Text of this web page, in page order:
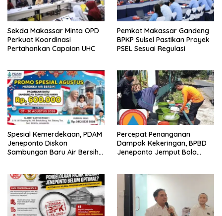
o
s
Sekda Makassar Minta OPD
Perkuat Koordinasi
Pertahankan Capaian UHC
Pemkot Makassar Gandeng
BPKP Sulsel Pastikan Proyek
PSEL Sesuai Regulasi
Spesial Kemerdekaan, PDAM
Jeneponto Diskon
Sambungan Baru Air Bersih
Percepat Penanganan
Dampak Kekeringan, BPBD
Jeneponto Jemput Bola